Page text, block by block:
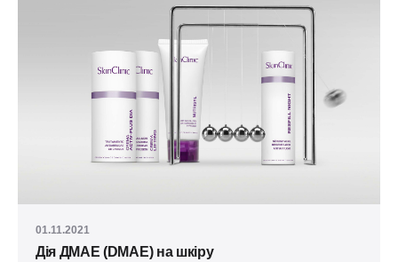
01.11.2021
Дія ДМАЕ (DMAE) на шкіру